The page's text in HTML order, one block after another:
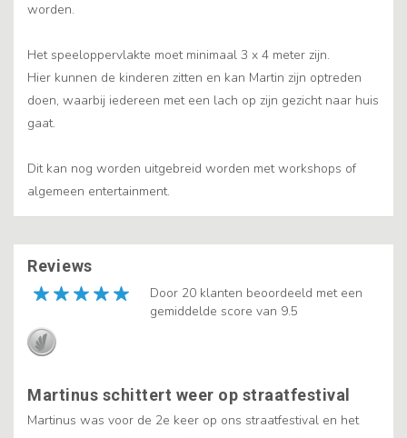
worden.
Het speeloppervlakte moet minimaal 3 x 4 meter zijn.
Hier kunnen de kinderen zitten en kan Martin zijn optreden
doen, waarbij iedereen met een lach op zijn gezicht naar huis
gaat.
Dit kan nog worden uitgebreid worden met workshops of
algemeen entertainment.
Reviews
Door 20 klanten beoordeeld met een
gemiddelde score van 9.5
Martinus schittert weer op straatfestival
Martinus was voor de 2e keer op ons straatfestival en het